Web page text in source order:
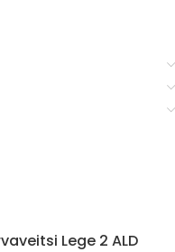
Lege 2 ALD